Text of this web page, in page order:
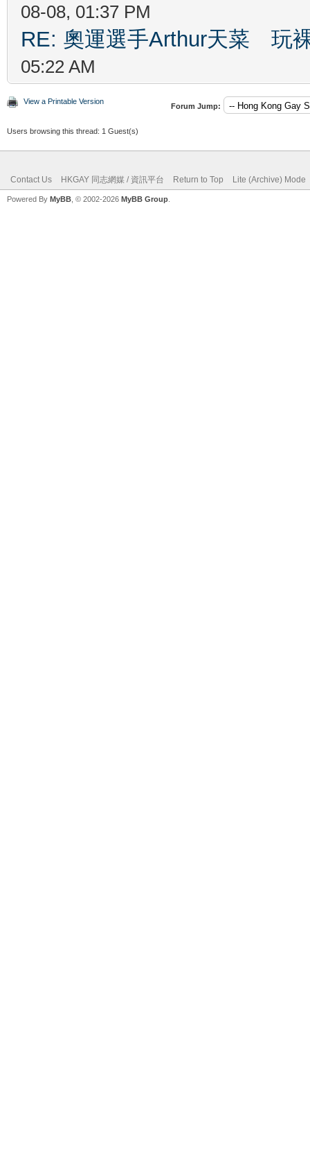
08-08, 01:37 PM
RE: 奧運選手Arthur天菜 玩
05:22 AM
View a Printable Version
Forum Jump:
Users browsing this thread: 1 Guest(s)
Contact Us HKGAY 同志網媒 / 資訊平台 Return to Top Lite (Archive) Mode
Powered By MyBB , © 2002-2026 MyBB Group